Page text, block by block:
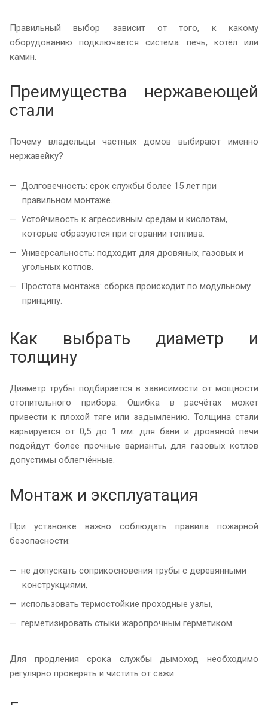
Правильный выбор зависит от того, к какому
оборудованию подключается система: печь, котёл или
камин.
Преимущества нержавеющей
стали
Почему владельцы частных домов выбирают именно
нержавейку?
Долговечность: срок службы более 15 лет при
правильном монтаже.
Устойчивость к агрессивным средам и кислотам,
которые образуются при сгорании топлива.
Универсальность: подходит для дровяных, газовых и
угольных котлов.
Простота монтажа: сборка происходит по модульному
принципу.
Как выбрать диаметр и
толщину
Диаметр трубы подбирается в зависимости от мощности
отопительного прибора. Ошибка в расчётах может
привести к плохой тяге или задымлению. Толщина стали
варьируется от 0,5 до 1 мм: для бани и дровяной печи
подойдут более прочные варианты, для газовых котлов
допустимы облегчённые.
Монтаж и эксплуатация
При установке важно соблюдать правила пожарной
безопасности:
не допускать соприкосновения трубы с деревянными
конструкциями,
использовать термостойкие проходные узлы,
герметизировать стыки жаропрочным герметиком.
Для продления срока службы дымоход необходимо
регулярно проверять и чистить от сажи.